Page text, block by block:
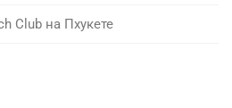
Club на Пхукете